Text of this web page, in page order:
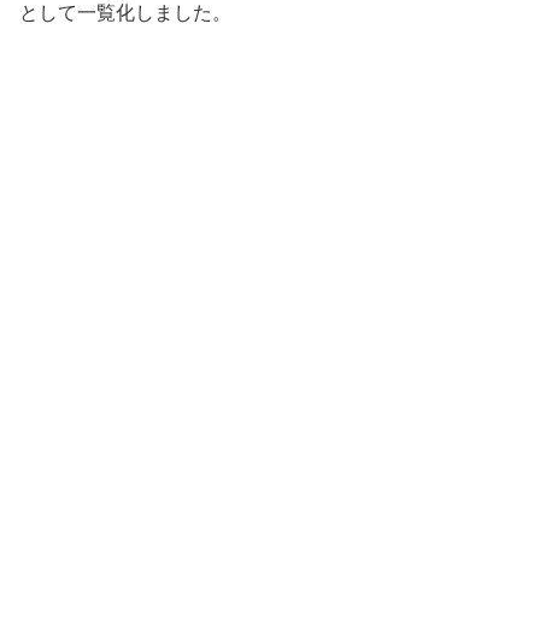
として一覧化しました。